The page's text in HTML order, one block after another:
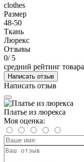
clothes
Размер
48-50
Ткань
Люрекс
Отзывы
0/ 5
средний рейтинг товара
Написать отзыв
Написать отзыв
Платье из люрекса
Моя оценка: